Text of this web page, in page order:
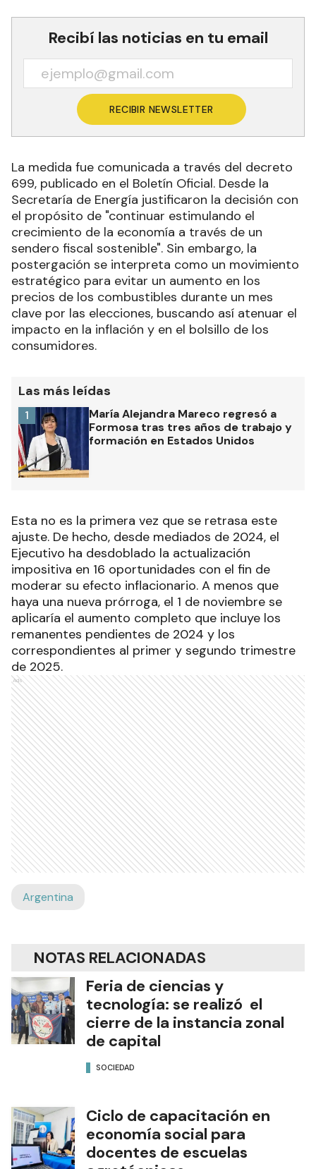
Recibí las noticias en tu email
RECIBIR NEWSLETTER
La medida fue comunicada a través del decreto
699, publicado en el Boletín Oficial. Desde la
Secretaría de Energía justificaron la decisión con
el propósito de "continuar estimulando el
crecimiento de la economía a través de un
sendero fiscal sostenible". Sin embargo, la
postergación se interpreta como un movimiento
estratégico para evitar un aumento en los
precios de los combustibles durante un mes
clave por las elecciones, buscando así atenuar el
impacto en la inflación y en el bolsillo de los
consumidores.
Las más leídas
María Alejandra Mareco regresó a
Formosa tras tres años de trabajo y
formación en Estados Unidos
1
Esta no es la primera vez que se retrasa este
ajuste. De hecho, desde mediados de 2024, el
Ejecutivo ha desdoblado la actualización
impositiva en 16 oportunidades con el fin de
moderar su efecto inflacionario. A menos que
haya una nueva prórroga, el 1 de noviembre se
aplicaría el aumento completo que incluye los
remanentes pendientes de 2024 y los
correspondientes al primer y segundo trimestre
de 2025.
Ads
Argentina
NOTAS RELACIONADAS
Feria de ciencias y
tecnología: se realizó el
cierre de la instancia zonal
de capital
SOCIEDAD
Ciclo de capacitación en
economía social para
docentes de escuelas